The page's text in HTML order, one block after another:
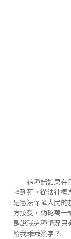
這種話如果在
幹到死。從法律概
是憲法保障人民的
方接受，約砲萬一
是說我這種情況只
給我乖乖簽字？